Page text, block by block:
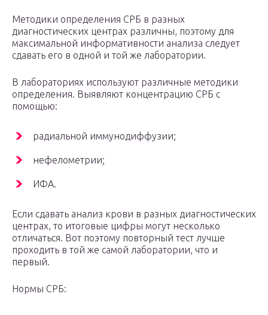
Методики определения СРБ в разных
диагностических центрах различны, поэтому для
максимальной информативности анализа следует
сдавать его в одной и той же лаборатории.
В лабораториях используют различные методики
определения. Выявляют концентрацию СРБ с
помощью:
радиальной иммунодиффузии;
нефелометрии;
ИФА.
Если сдавать анализ крови в разных диагностических
центрах, то итоговые цифры могут несколько
отличаться. Вот поэтому повторный тест лучше
проходить в той же самой лаборатории, что и
первый.
Нормы СРБ: